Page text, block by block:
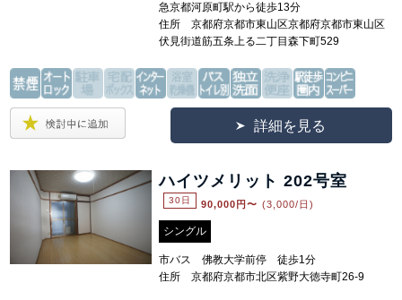
急京都河原町駅から徒歩13分
住所 京都府京都市東山区京都府京都市東山区
伏見街道筋五条上る二丁目森下町529
詳細を見る
ハイツメリット 202号室
30日 90,000 円〜 (3,000/日)
シングル
市バス 佛教大学前停 徒歩1分
住所 京都府京都市北区紫野大徳寺町26-9